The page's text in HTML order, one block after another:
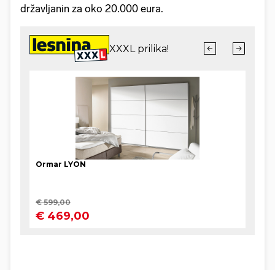
državljanin za oko 20.000 eura.